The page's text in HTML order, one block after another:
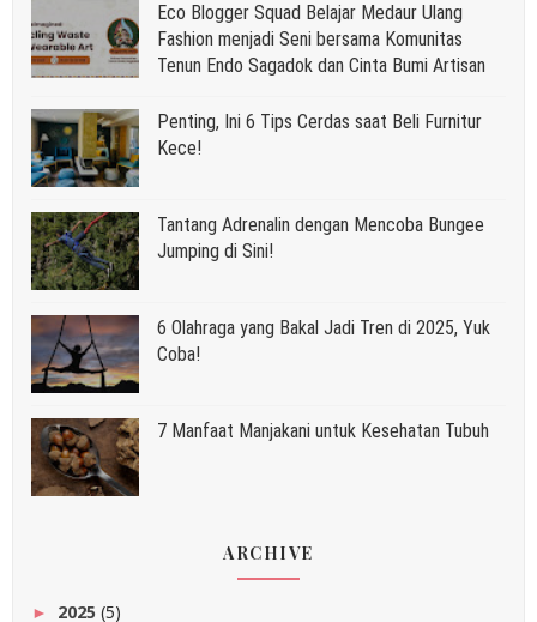
Eco Blogger Squad Belajar Medaur Ulang
Fashion menjadi Seni bersama Komunitas
Tenun Endo Sagadok dan Cinta Bumi Artisan
Penting, Ini 6 Tips Cerdas saat Beli Furnitur
Kece!
Tantang Adrenalin dengan Mencoba Bungee
Jumping di Sini!
6 Olahraga yang Bakal Jadi Tren di 2025, Yuk
Coba!
7 Manfaat Manjakani untuk Kesehatan Tubuh
ARCHIVE
► 2025 (5)